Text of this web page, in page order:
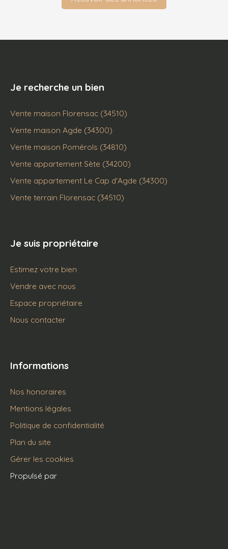
Je recherche un bien
Vente maison Florensac (34510)
Vente maison Agde (34300)
Vente maison Pomérols (34810)
Vente appartement Sète (34200)
Vente appartement Le Cap d'Agde (34300)
Vente terrain Florensac (34510)
Je suis propriétaire
Estimez votre bien
Vendre avec nous
Espace propriétaire
Nous contacter
Informations
Nos honoraires
Mentions légales
Politique de confidentialité
Plan du site
Gérer les cookies
Propulsé par